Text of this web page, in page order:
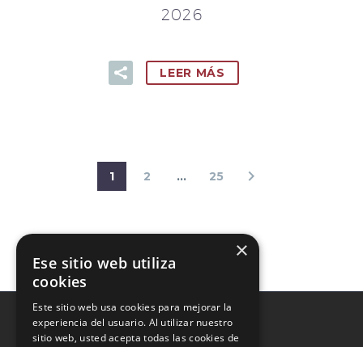
2026
LEER MÁS
1 2 … 25
×
Ese sitio web utiliza
cookies
Este sitio web usa cookies para mejorar la
experiencia del usuario. Al utilizar nuestro
sitio web, usted acepta todas las cookies de